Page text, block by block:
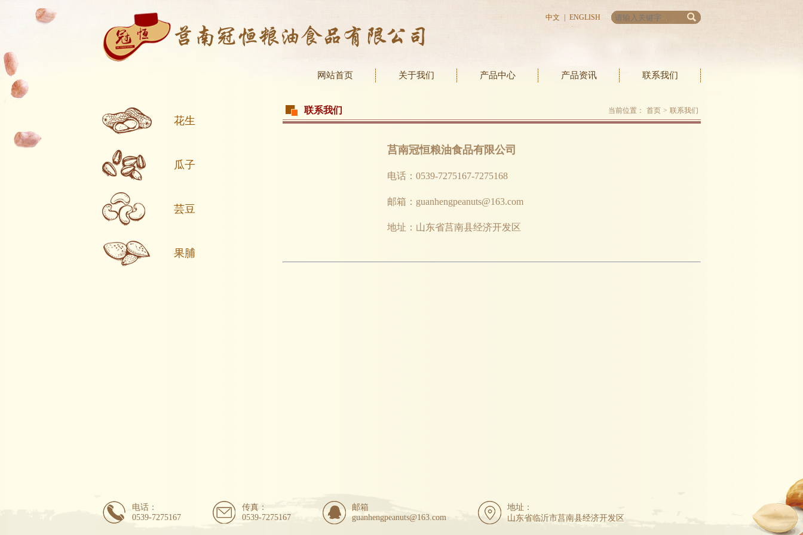
中文 ENGLISH
网站首页 关于我们 产品中心 产品资讯 联系我们
花生
瓜子
芸豆
果脯
联系我们 当前位置： 首页 > 联系我们
莒南冠恒粮油食品有限公司
电话：0539-7275167-7275168
邮箱：guanhengpeanuts@163.com
地址：山东省莒南县经济开发区
电话：
0539-7275167
传真：
0539-7275167
邮箱
guanhengpeanuts@163.com
地址：
山东省临沂市莒南县经济开发区